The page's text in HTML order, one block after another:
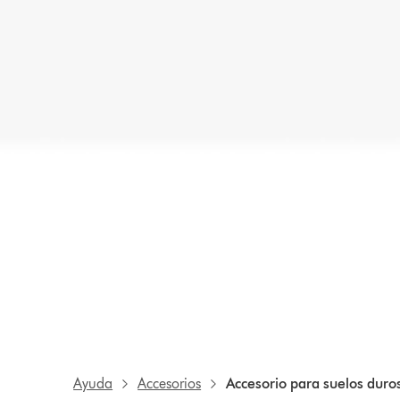
Ayuda Accesorios Accesorio para suelos